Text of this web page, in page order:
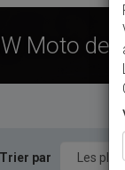
Moto de
Trier par